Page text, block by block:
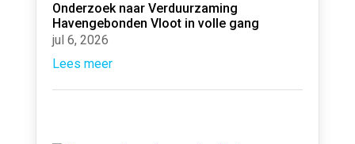
Onderzoek naar Verduurzaming
Havengebonden Vloot in volle gang
jul 6, 2026
Lees meer